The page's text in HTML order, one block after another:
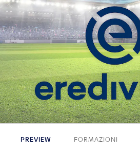
2 - 3
PREVIEW FORMAZIONI